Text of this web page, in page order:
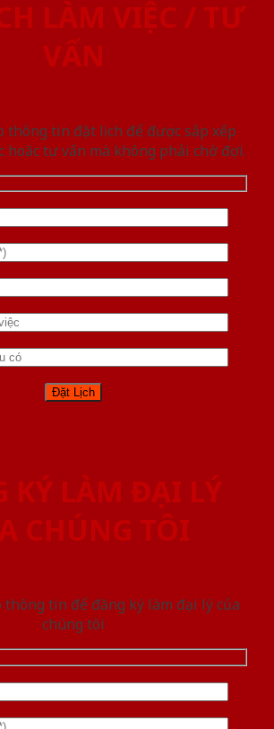
LÀM VIỆC / TƯ
VẤN
thông tin đặt lịch để được sắp xếp
hoăc tư vấn mà không phải chờ đợi.
KÝ LÀM ĐẠI LÝ
CHÚNG TÔI
tin để đăng ký làm đại lý của
chúng tôi